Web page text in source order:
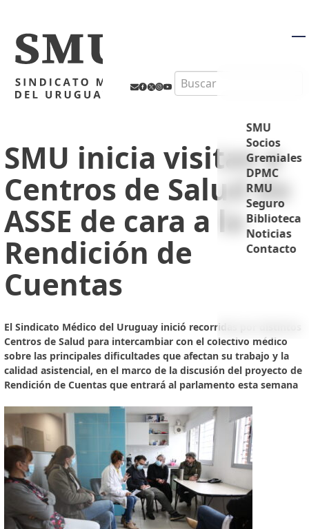
Search
SMU
Socios
Gremiales
DPMC
RMU
Seguro
Biblioteca
Noticias
Contacto
SMU inicia visitas a
Centros de Salud de
ASSE de cara a la
Rendición de
Cuentas
El Sindicato Médico del Uruguay inició recorridas por distintos
Centros de Salud para intercambiar con el colectivo médico
sobre las principales dificultades que afectan su trabajo y la
calidad asistencial, en el marco de la discusión del proyecto de
Rendición de Cuentas que entrará al parlamento esta semana